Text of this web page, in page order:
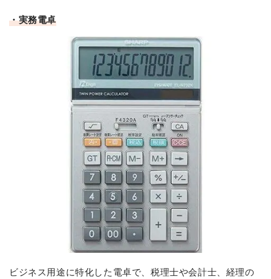
・実務電卓
ビジネス用途に特化した電卓で、税理士や会計士、経理の